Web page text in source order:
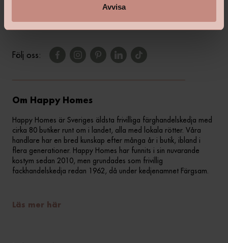
Avvisa
Följ oss:
Om Happy Homes
Happy Homes är Sveriges äldsta frivilliga färghandelskedja med
cirka 80 butiker runt om i landet, alla med lokala rötter. Våra
handlare har en bred kunskap efter många år i butik, ibland i
flera generationer. Happy Homes har funnits i sin nuvarande
kostym sedan 2010, men grundades som frivillig
fackhandelskedja redan 1962, då under kedjenamnet Färgsam.
Läs mer här